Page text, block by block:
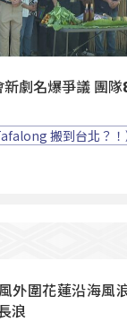
新劇名爆爭議 團
搬到台北？！
外圍花蓮沿海風
浪